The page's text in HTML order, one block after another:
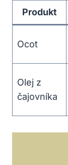
Produkt
Ocot
Olej z
čajovníka